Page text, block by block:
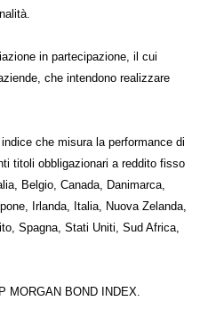
in partecipazione, il cui
che intendono realizzare
che misura la performance di
titoli obbligazionari a reddito fisso
Belgio, Canada, Danimarca,
Irlanda, Italia, Nuova Zelanda,
Spagna, Stati Uniti, Sud Africa,
MORGAN BOND INDEX.